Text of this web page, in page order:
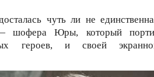
чуть ли не
— шофера Юры, который
героев, и своей